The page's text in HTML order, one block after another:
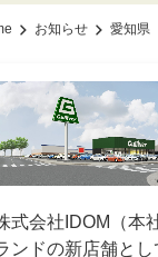
経営方針
社長メッセージ
店舗写真ライブ
お知らせ 愛知県
式会社IDOM（本
ンドの新店舗と